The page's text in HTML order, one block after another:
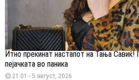
Итно прекинат настапот на Тања Савиќ!
пејачката во паника
21:01 - 5 август, 2026